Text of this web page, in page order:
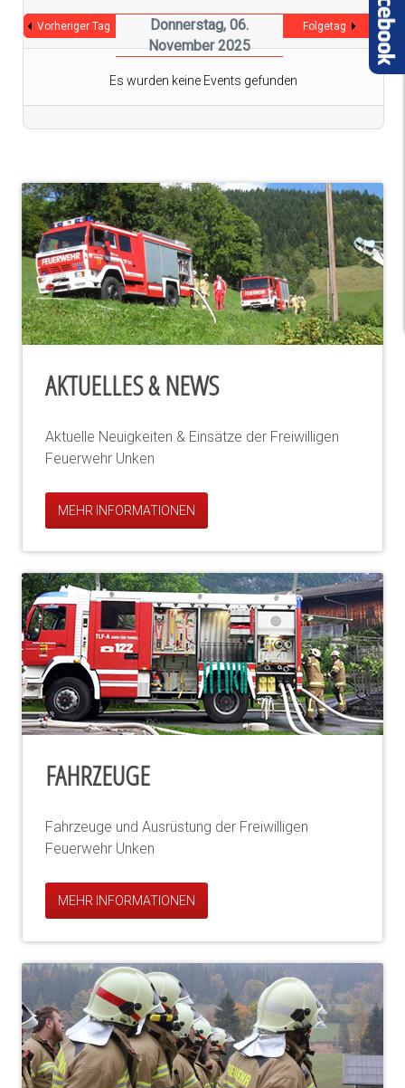
Vorheriger Tag
Donnerstag, 06.
November 2025
Folgetag
Es wurden keine Events gefunden
AKTUELLES & NEWS
Aktuelle Neuigkeiten & Einsätze der Freiwilligen
Feuerwehr Unken
MEHR INFORMATIONEN
FAHRZEUGE
Fahrzeuge und Ausrüstung der Freiwilligen
Feuerwehr Unken
MEHR INFORMATIONEN